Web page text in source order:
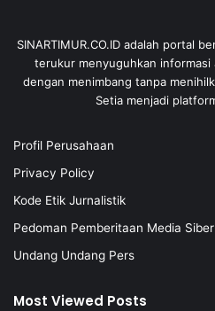
SINARTIMUR.CO.ID adalah portal
terukur menyuguhkan
dengan menimbang tanpa
Setia menjadi
Profil Perusahaan
Privacy Policy
Kode Etik Jurnalistik
Pedoman Pemberitaan Media Siber
Undang Undang Pers
Most Viewed Posts